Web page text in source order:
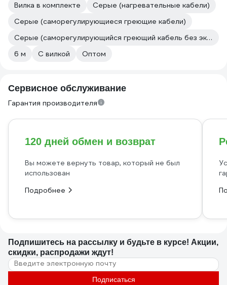
Вилка в комплекте
Серые (нагревательные кабели)
Серые (саморегулирующиеся греющие кабели)
Серые (саморегулирующийся греющий кабель без экрана)
6 м
С вилкой Оптом
Сервисное обслуживание
Гарантия производителя
120 дней обмен и возврат
Вы можете вернуть товар, который не был
использован
Подробнее
Подпишитесь на рассылку и будьте в курсе! Акции,
скидки, распродажи ждут!
Подписаться